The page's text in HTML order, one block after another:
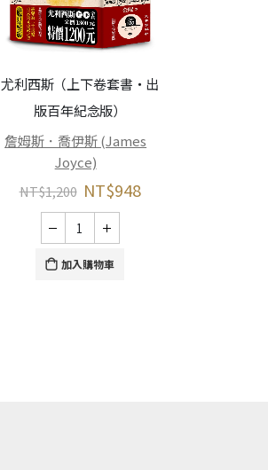
尤利西斯（上下卷套書‧出
版百年紀念版）
詹姆斯．喬伊斯 (James
Joyce)
NT$1,200 NT$948
加入購物車